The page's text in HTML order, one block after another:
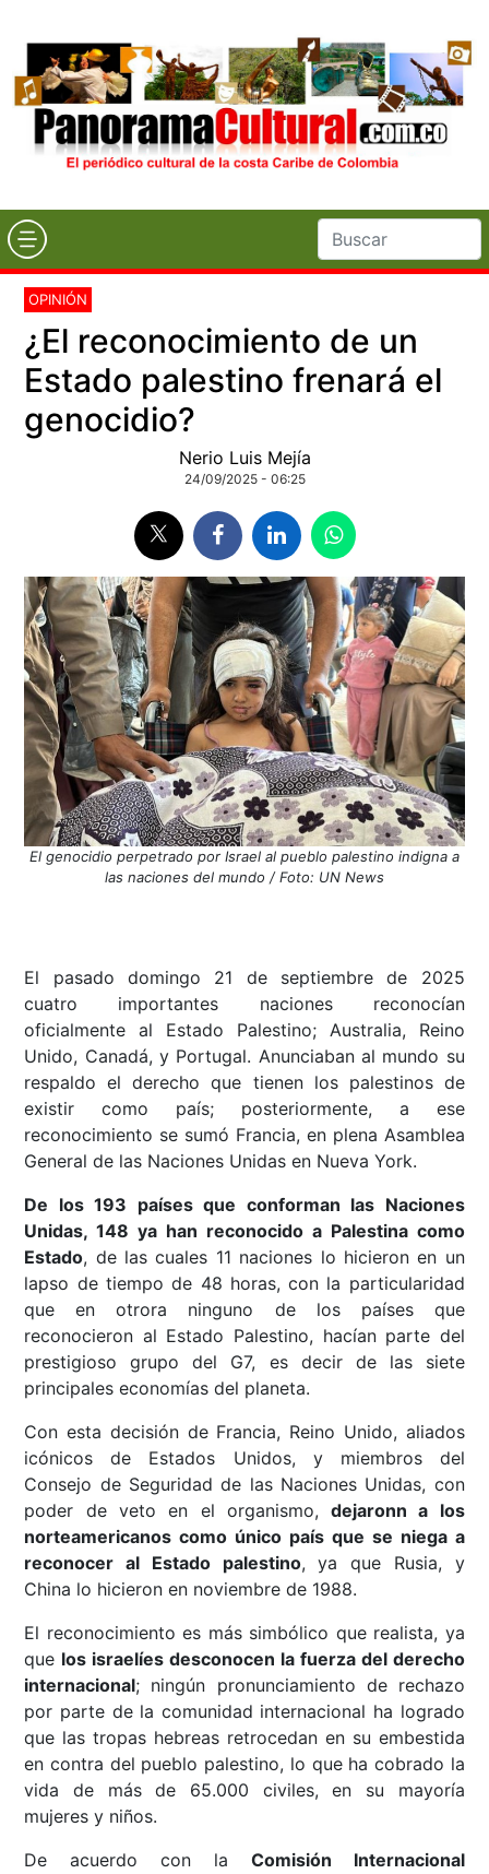
OPINIÓN
¿El reconocimiento de un
Estado palestino frenará el
genocidio?
Nerio Luis Mejía
24/09/2025 - 06:25
El genocidio perpetrado por Israel al pueblo palestino indigna a
las naciones del mundo / Foto: UN News
El pasado domingo 21 de septiembre de 2025
cuatro importantes naciones reconocían
oficialmente al Estado Palestino; Australia, Reino
Unido, Canadá, y Portugal. Anunciaban al mundo su
respaldo el derecho que tienen los palestinos de
existir como país; posteriormente, a ese
reconocimiento se sumó Francia, en plena Asamblea
General de las Naciones Unidas en Nueva York.
De los 193 países que conforman las Naciones
Unidas, 148 ya han reconocido a Palestina como
Estado, de las cuales 11 naciones lo hicieron en un
lapso de tiempo de 48 horas, con la particularidad
que en otrora ninguno de los países que
reconocieron al Estado Palestino, hacían parte del
prestigioso grupo del G7, es decir de las siete
principales economías del planeta.
Con esta decisión de Francia, Reino Unido, aliados
icónicos de Estados Unidos, y miembros del
Consejo de Seguridad de las Naciones Unidas, con
poder de veto en el organismo,dejaronn a los
norteamericanos como único país que se niega a
reconocer al Estado palestino, ya que Rusia, y
China lo hicieron en noviembre de 1988.
El reconocimiento es más simbólico que realista, ya
que los israelíes desconocen la fuerza del derecho
internacional; ningún pronunciamiento de rechazo
por parte de la comunidad internacional ha logrado
que las tropas hebreas retrocedan en su embestida
en contra del pueblo palestino, lo que ha cobrado la
vida de más de 65.000 civiles, en su mayoría
mujeres y niños.
De acuerdo con la Comisión Internacional